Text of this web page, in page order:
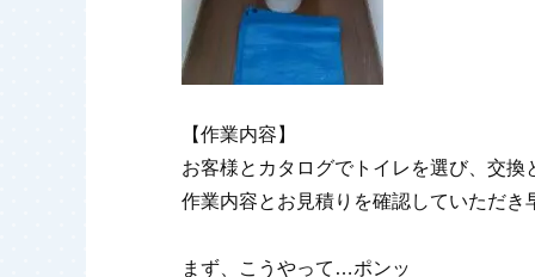
【作業内容】
お客様とカタログでトイレを選び、交換
作業内容とお見積りを確認していただき
まず、こうやって…ポンッ